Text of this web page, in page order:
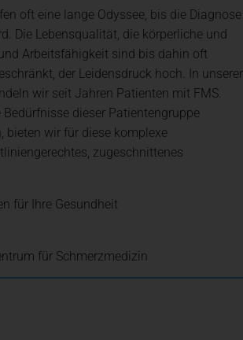
oft eine lange Odyssee, bis die Diagnose
Die Lebensqualität, die körperliche und
Arbeitsfähigkeit sind bis dahin oft
der Leidensdruck hoch. In unserer
wir seit Jahren Patienten mit FMS.
dieser Patientengruppe
bieten wir für diese komplexe
zugeschnittenes
für Ihre Gesundheit
für Schmerzmedizin